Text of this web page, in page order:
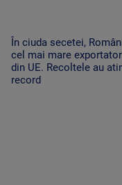
În ciuda secetei,
cel mai mare
din UE. Recoltele au
record